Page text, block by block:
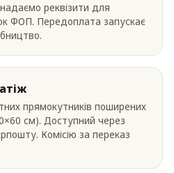
реквізити для
ФОП. Передоплата запускає
прямокутників поширених
см). Доступний через
Комісію за переказ